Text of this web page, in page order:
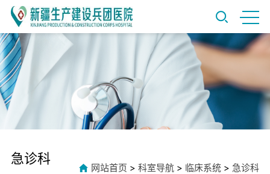
急诊科
网站首页 >科室导航 > 临床系统 > 急诊科